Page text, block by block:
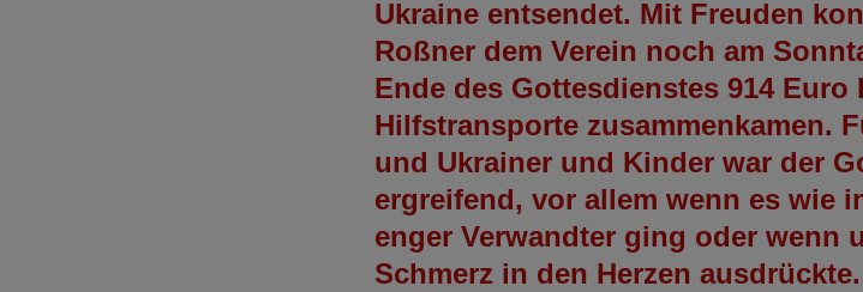
Ukraine entsendet. Mit Freuden
Roßner dem Verein noch am
Ende des Gottesdienstes 914
Hilfstransporte zusammenkamen.
und Ukrainer und Kinder war der
ergreifend, vor allem wenn es wie
enger Verwandter ging oder wenn
Schmerz in den Herzen